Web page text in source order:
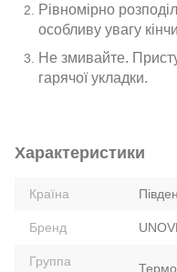
Рівномірно
особливу увагу
Не змивайте.
гарячої укладки.
Характеристики
Країна
Бренд
Группа